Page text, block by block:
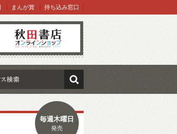
ンラインショップ
まんが賞 持ち込み窓口
検索
毎週木曜日
発売